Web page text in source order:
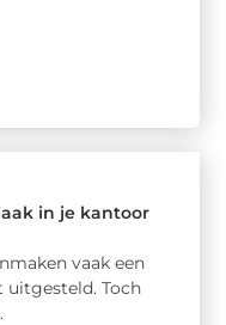
in je kantoor
vaak een
uitgesteld. Toch